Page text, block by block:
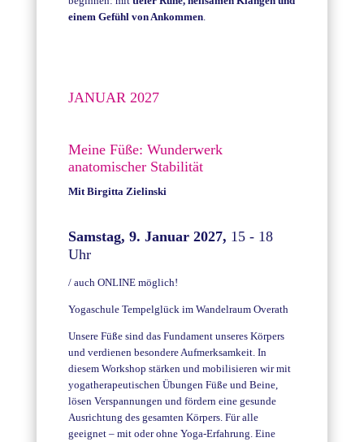
einem Gefühl von Ankommen.
JANUAR 2027
Meine Füße: Wunderwerk
anatomischer Stabilität
Mit Birgitta Zielinski
Samstag, 9. Januar 2027, 15 - 18
Uhr
/ auch ONLINE möglich!
Yogaschule Tempelglück im Wandelraum Overath
Unsere Füße sind das Fundament unseres Körpers
und verdienen besondere Aufmerksamkeit. In
diesem Workshop stärken und mobilisieren wir mit
yogatherapeutischen Übungen Füße und Beine,
lösen Verspannungen und fördern eine gesunde
Ausrichtung des gesamten Körpers. Für alle
geeignet – mit oder ohne Yoga-Erfahrung. Eine